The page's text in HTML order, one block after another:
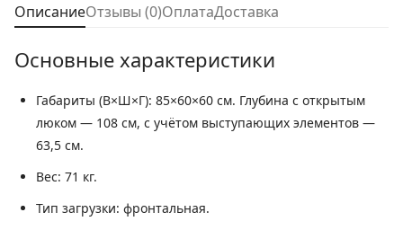
ОписаниеОтзывы (0)ОплатаДоставка
Основные характеристики
Габариты (В×Ш×Г): 85×60×60 см. Глубина с открытым
люком — 108 см, с учётом выступающих элементов —
63,5 см.
Вес: 71 кг.
Тип загрузки: фронтальная.